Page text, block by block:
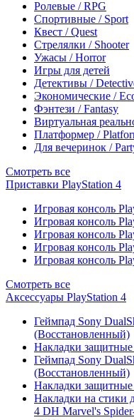
Ролевые / RPG
Спортивные / Sport
Квест / Quest
Стрелялки / Shooter
Ужасы / Horror
Игры для детей
Детективы /
Экономические /
Фэнтези / Fantasy
Виртуальная
Платформер /
Для вечеринок /
Смотреть все
Приставки PlayStation 4
Игровая консоль
Игровая консоль
Игровая консоль
Игровая консоль
Игровая консоль
Смотреть все
Аксессуары PlayStation 4
Геймпад Sony
(Восстановленный)
Накладки
Геймпад Sony
(Восстановленный)
Накладки
Накладки на стики
4 DH Marvel's